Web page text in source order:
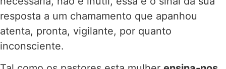
resposta a um chamamento que apanhou
atenta, pronta, vigilante, por quanto
inconsciente.